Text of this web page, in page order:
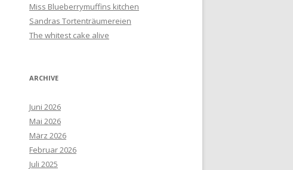
Miss Blueberrymuffins kitchen
Sandras Tortenträumereien
The whitest cake alive
ARCHIVE
Juni 2026
Mai 2026
März 2026
Februar 2026
Juli 2025